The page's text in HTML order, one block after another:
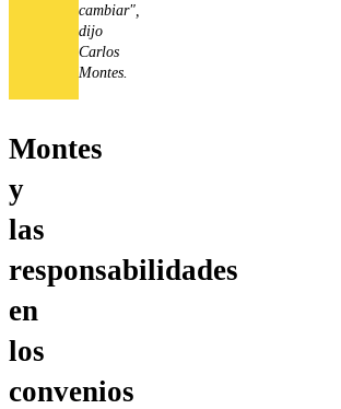
cambiar",
dijo
Carlos
Montes.
Montes
y
las
responsabilidades
en
los
convenios